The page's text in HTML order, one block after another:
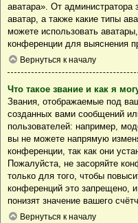
аватара». От администратора
аватар, а также какие типы
можете использовать
конференции для выяснения
Вернуться к началу
Что такое звание и как я
Звания, отображаемые под
созданных вами сообщений
пользователей: например,
вы не можете напрямую
конференции, так как они
Пожалуйста, не засоряйте
только для того, чтобы
конференций это запрещено,
понизят значение вашего
Вернуться к началу